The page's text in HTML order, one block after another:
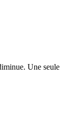
Une seule